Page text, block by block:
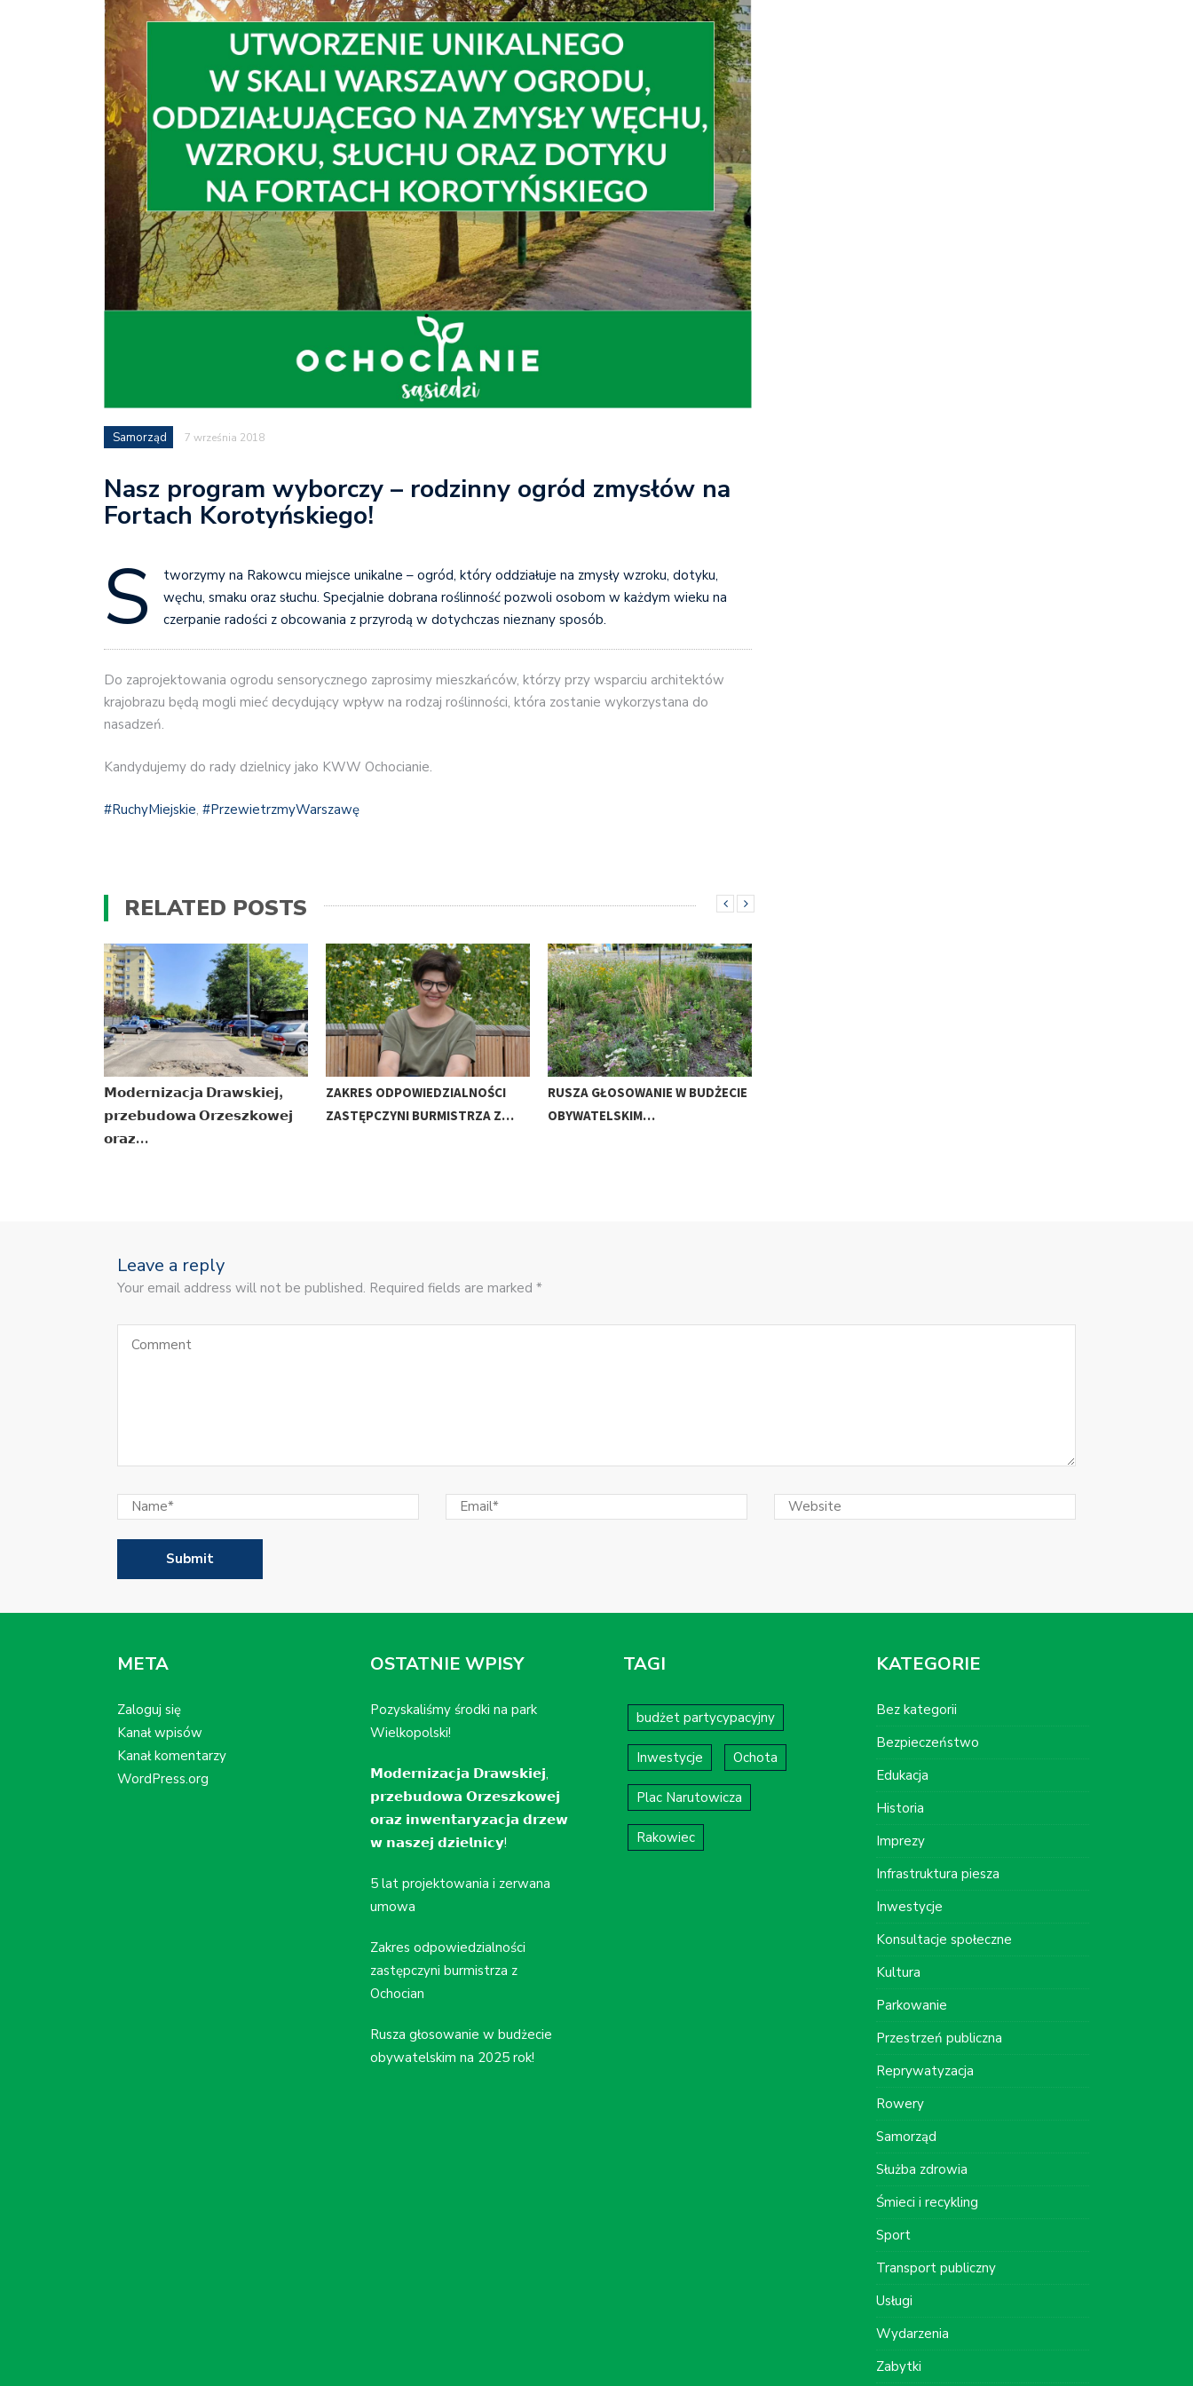
Samorząd 7 września 2018
Nasz program wyborczy – rodzinny ogród zmysłów na
Fortach Korotyńskiego!
S
tworzymy na Rakowcu miejsce unikalne – ogród, który oddziałuje na zmysły wzroku, dotyku,
węchu, smaku oraz słuchu. Specjalnie dobrana roślinność pozwoli osobom w każdym wieku na
czerpanie radości z obcowania z przyrodą w dotychczas nieznany sposób.
Do zaprojektowania ogrodu sensorycznego zaprosimy mieszkańców, którzy przy wsparciu architektów
krajobrazu będą mogli mieć decydujący wpływ na rodzaj roślinności, która zostanie wykorzystana do
nasadzeń.
Kandydujemy do rady dzielnicy jako KWW Ochocianie.
#RuchyMiejskie, #PrzewietrzmyWarszawę
RELATED POSTS
𝗠𝗼𝗱𝗲𝗿𝗻𝗶𝘇𝗮𝗰𝗷𝗮 𝗗𝗿𝗮𝘄𝘀𝗸𝗶𝗲𝗷,
𝗽𝗿𝘇𝗲𝗯𝘂𝗱𝗼𝘄𝗮 𝗢𝗿𝘇𝗲𝘀𝘇𝗸𝗼𝘄𝗲𝗷
𝗼𝗿𝗮𝘇…
ZAKRES ODPOWIEDZIALNOŚCI
ZASTĘPCZYNI BURMISTRZA Z…
RUSZA GŁOSOWANIE W BUDŻECIE
OBYWATELSKIM…
Leave a reply
Your email address will not be published. Required fields are marked *
META
Zaloguj się
Kanał wpisów
Kanał komentarzy
WordPress.org
OSTATNIE WPISY
Pozyskaliśmy środki na park
Wielkopolski!
𝗠𝗼𝗱𝗲𝗿𝗻𝗶𝘇𝗮𝗰𝗷𝗮 𝗗𝗿𝗮𝘄𝘀𝗸𝗶𝗲𝗷,
𝗽𝗿𝘇𝗲𝗯𝘂𝗱𝗼𝘄𝗮 𝗢𝗿𝘇𝗲𝘀𝘇𝗸𝗼𝘄𝗲𝗷
𝗼𝗿𝗮𝘇 𝗶𝗻𝘄𝗲𝗻𝘁𝗮𝗿𝘆𝘇𝗮𝗰𝗷𝗮 𝗱𝗿𝘇𝗲𝘄
𝘄 𝗻𝗮𝘀𝘇𝗲𝗷 𝗱𝘇𝗶𝗲𝗹𝗻𝗶𝗰𝘆!
5 lat projektowania i zerwana
umowa
Zakres odpowiedzialności
zastępczyni burmistrza z
Ochocian
Rusza głosowanie w budżecie
obywatelskim na 2025 rok!
TAGI
budżet partycypacyjny
Inwestycje Ochota
Plac Narutowicza
Rakowiec
KATEGORIE
Bez kategorii
Bezpieczeństwo
Edukacja
Historia
Imprezy
Infrastruktura piesza
Inwestycje
Konsultacje społeczne
Kultura
Parkowanie
Przestrzeń publiczna
Reprywatyzacja
Rowery
Samorząd
Służba zdrowia
Śmieci i recykling
Sport
Transport publiczny
Usługi
Wydarzenia
Zabytki